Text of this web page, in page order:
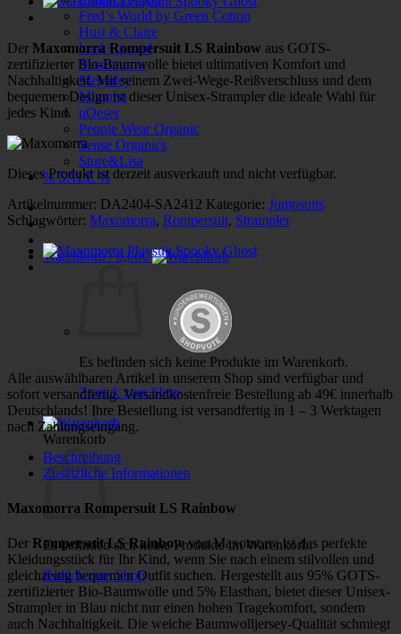
Fred’s World by Green Cotton
Hust & Claire
loud + proud
Maxomorra
Meyadey
Minymo
nOeser
People Wear Organic
Sense Organics
Sture&Lisa
% SALE %
Warenkorb /0,00€
Es befinden sich keine Produkte im Warenkorb.
Zurück zum Shop
Warenkorb
Es befinden sich keine Produkte im Warenkorb.
Zurück zum Shop
Der Maxomorra Rompersuit LS Rainbow aus GOTS-
zertifizierter Bio-Baumwolle bietet ultimativen Komfort und
Nachhaltigkeit. Mit seinem Zwei-Wege-Reißverschluss und dem
bequemen Design ist dieser Unisex-Strampler die ideale Wahl für
jedes Kind.
Dieses Produkt ist derzeit ausverkauft und nicht verfügbar.
Artikelnummer: DA2404-SA2412 Kategorie: Jumpsuits
Schlagwörter: Maxomorra, Rompersuit, Strampler
Alle auswählbaren Artikel in unserem Shop sind verfügbar und
sofort versandfertig. Versandkostenfreie Bestellung ab 49€ innerhalb
Deutschlands! Ihre Bestellung ist versandfertig in 1 – 3 Werktagen
nach Zahlungseingang.
Beschreibung
Zusätzliche Informationen
Maxomorra Rompersuit LS Rainbow
Der Rompersuit LS Rainbowvon Maxomorra ist das perfekte
Kleidungsstück für Ihr Kind, wenn Sie nach einem stilvollen und
gleichzeitig bequemen Outfit suchen. Hergestellt aus 95% GOTS-
zertifizierter Bio-Baumwolle und 5% Elasthan, bietet dieser Unisex-
Strampler in Blau nicht nur einen hohen Tragekomfort, sondern
auch Nachhaltigkeit. Die weiche Baumwolljersey-Qualität schmiegt